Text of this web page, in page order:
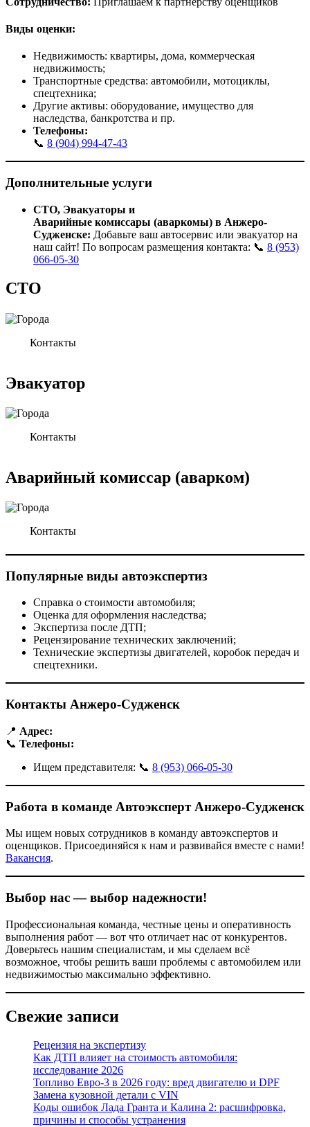
Виды оценки:
Недвижимость: квартиры, дома, коммерческая
недвижимость;
Транспортные средства: автомобили, мотоциклы,
спецтехника;
Другие активы: оборудование, имущество для
наследства, банкротства и пр.
Телефоны:
📞 8 (904) 994-47-43
Дополнительные услуги
СТО, Эвакуаторы и
Аварийные комиссары (аваркомы) в Анжеро-
Судженске: Добавьте ваш автосервис или эвакуатор на
наш сайт! По вопросам размещения контакта: 📞 8 (953)
066-05-30
СТО
Контакты
Эвакуатор
Контакты
Аварийный комиссар (аварком)
Контакты
Популярные виды автоэкспертиз
Справка о стоимости автомобиля;
Оценка для оформления наследства;
Экспертиза после ДТП;
Рецензирование технических заключений;
Технические экспертизы двигателей, коробок передач и
спецтехники.
Контакты Анжеро-Судженск
📍 Адрес:
📞 Телефоны:
Ищем представителя: 📞 8 (953) 066-05-30
Работа в команде Автоэксперт Анжеро-Судженск
Мы ищем новых сотрудников в команду автоэкспертов и
оценщиков. Присоединяйся к нам и развивайся вместе с нами!
Вакансия.
Выбор нас — выбор надежности!
Профессиональная команда, честные цены и оперативность
выполнения работ — вот что отличает нас от конкурентов.
Доверьтесь нашим специалистам, и мы сделаем всё
возможное, чтобы решить ваши проблемы с автомобилем или
недвижимостью максимально эффективно.
Свежие записи
Рецензия на экспертизу
Как ДТП влияет на стоимость автомобиля:
исследование 2026
Топливо Евро-3 в 2026 году: вред двигателю и DPF
Замена кузовной детали с VIN
Коды ошибок Лада Гранта и Калина 2: расшифровка,
причины и способы устранения